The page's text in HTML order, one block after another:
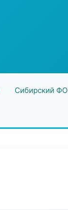
Сибирский ФО